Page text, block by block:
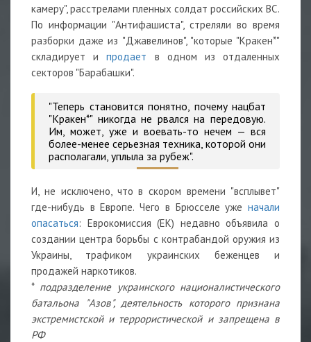
камеру", расстрелами пленных солдат российских ВС.
По информации "Антифашиста", стреляли во время
разборки даже из "Джавелинов", "которые "Кракен*"
складирует и
продает
в одном из отдаленных
секторов "Барабашки".
"Теперь становится понятно, почему нацбат
"Кракен*" никогда не рвался на передовую.
Им, может, уже и воевать-то нечем — вся
более-менее серьезная техника, которой они
располагали, уплыла за рубеж".
И, не исключено, что в скором времени "всплывет"
где-нибудь в Европе. Чего в Брюсселе уже начали
опасаться: Еврокомиссия (ЕК) недавно объявила о
создании центра борьбы с контрабандой оружия из
Украины, трафиком украинских беженцев и
продажей наркотиков.
* подразделение украинского националистического
батальона "Азов", деятельность которого признана
экстремистской и террористической и запрещена в
РФ